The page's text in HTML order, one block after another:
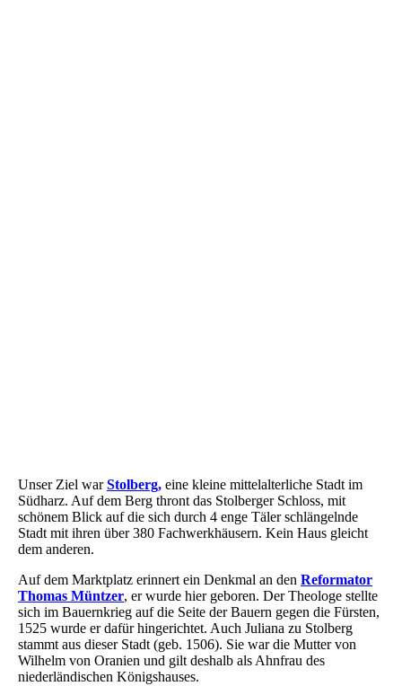
Unser Ziel warStolberg, eine kleine mittelalterliche Stadt im
Südharz. Auf dem Berg thront das Stolberger Schloss, mit
schönem Blick auf die sich durch 4 enge Täler schlängelnde
Stadt mit ihren über 380 Fachwerkhäusern. Kein Haus gleicht
dem anderen.
Auf dem Marktplatz erinnert ein Denkmal an den Reformator
Thomas Müntzer, er wurde hier geboren. Der Theologe stellte
sich im Bauernkrieg auf die Seite der Bauern gegen die Fürsten,
1525 wurde er dafür hingerichtet. Auch Juliana zu Stolberg
stammt aus dieser Stadt (geb. 1506). Sie war die Mutter von
Wilhelm von Oranien und gilt deshalb als Ahnfrau des
niederländischen Königshauses.